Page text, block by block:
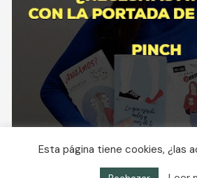
Esta página tiene cookies, ¿las